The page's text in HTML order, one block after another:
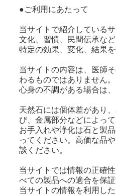
●ご利用にあたって
当サイトで紹介している
文化、習慣、民間伝承な
特定の効果、変化、結果
当サイトの内容は、医師
わるものではありません。
心身の不調がある場合は
天然石には個体差があり
び、金属部分などによっ
お手入れや浄化は石と製
ってください。高価な品
談ください。
当サイトでは情報の正確
べての製品への適合を保
当サイトの情報を利用し